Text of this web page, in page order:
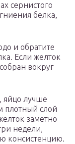
сернистого
белка,
и обратите
Если желток
вокруг
яйцо лучше
плотный слой
заметно
недели,
консистенцию.